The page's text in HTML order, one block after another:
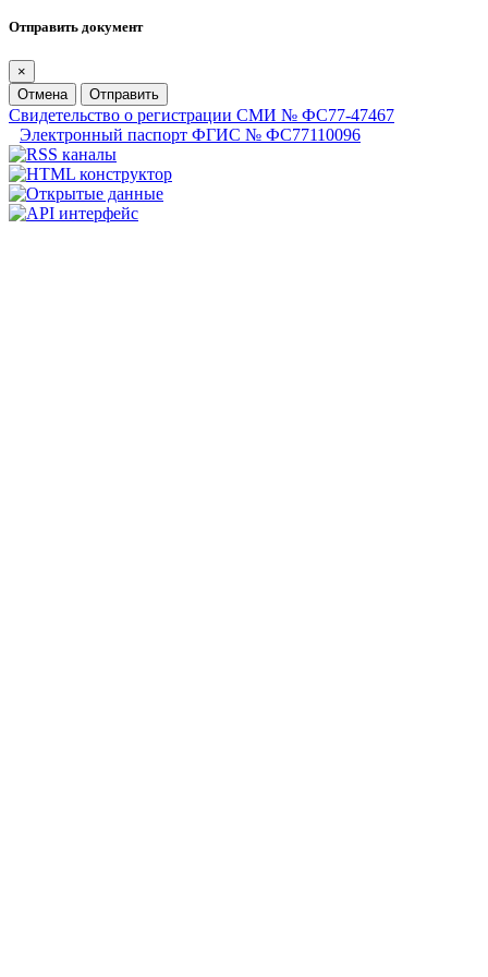
Отправить документ
×
Отмена
Отправить
Свидетельство о регистрации СМИ № ФС77-47467
Электронный паспорт ФГИС № ФС77110096